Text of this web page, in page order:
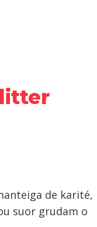
de karité,
suor grudam o